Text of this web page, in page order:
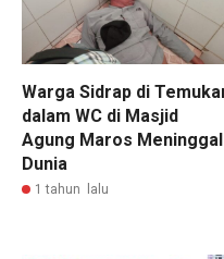
Warga Sidrap di
dalam WC di Masjid
Agung Maros Meninggal
Dunia
1 tahun lalu